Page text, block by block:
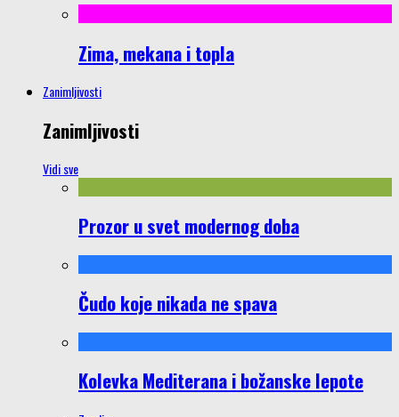
Zima, mekana i topla
Zanimljivosti
Zanimljivosti
Vidi sve
Prozor u svet modernog doba
Čudo koje nikada ne spava
Kolevka Mediterana i božanske lepote